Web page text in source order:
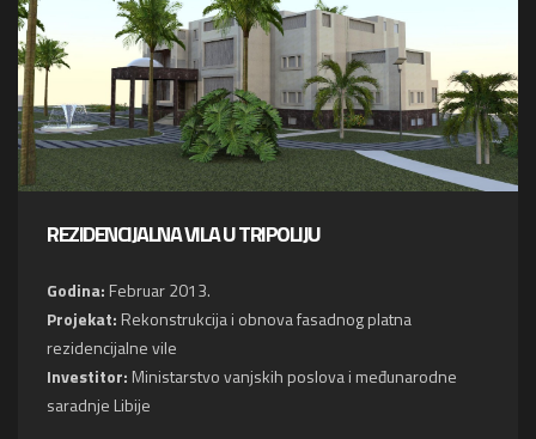
REZIDENCIJALNA VILA U TRIPOLIJU
Godina: Februar 2013.
Projekat: Rekonstrukcija i obnova fasadnog platna
rezidencijalne vile
Investitor: Ministarstvo vanjskih poslova i međunarodne
saradnje Libije